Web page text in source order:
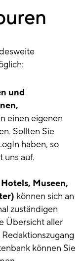
und
einen eigenen
Sollten Sie
haben, so
uns auf.
Museen,
können sich an
zuständigen
Übersicht aller
können Sie